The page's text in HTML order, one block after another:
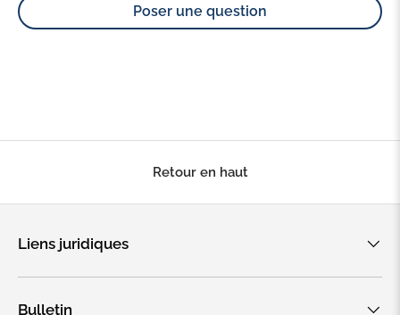
Poser une question
Retour en haut
Liens juridiques
Bulletin